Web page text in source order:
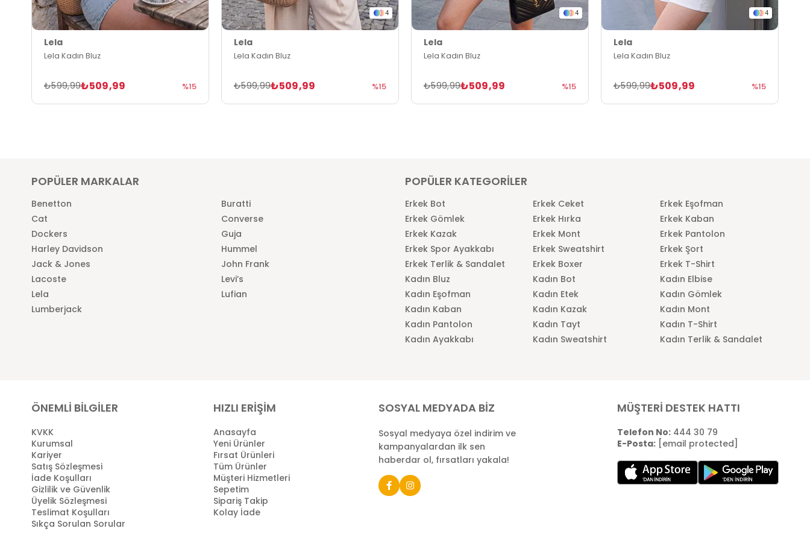
Lela
Lela Kadın Bluz
₺509,99
₺599,99 %15
4
Lela
Lela Kadın Bluz
₺509,99
₺599,99 %15
4
Lela
Lela Kadın Bluz
₺509,99
₺599,99 %15
4
Lela
Lela Kadın Bluz
₺509,99
₺599,99 %15
POPÜLER MARKALAR
Benetton
Buratti
Cat
Converse
Dockers
Guja
Harley Davidson
Hummel
Jack & Jones
John Frank
Lacoste
Levi’s
Lela
Lufian
Lumberjack
POPÜLER KATEGORİLER
Erkek Bot Erkek Ceket
Erkek Eşofman
Erkek Gömlek
Erkek Hırka
Erkek Kaban
Erkek Kazak
Erkek Mont
Erkek Pantolon
Erkek Spor Ayakkabı
Erkek Sweatshirt
Erkek Şort
Erkek Terlik & Sandalet
Erkek Boxer
Erkek T-Shirt
Kadın Bluz
Kadın Bot
Kadın Elbise
Kadın Eşofman
Kadın Etek
Kadın Gömlek
Kadın Kaban
Kadın Kazak
Kadın Mont
Kadın Pantolon
Kadın Tayt
Kadın T-Shirt
Kadın Ayakkabı
Kadın Sweatshirt Kadın Terlik & Sandalet
ÖNEMLİ BİLGİLER
KVKK
Kurumsal
Kariyer
Satış Sözleşmesi
İade Koşulları
Gizlilik ve Güvenlik
Üyelik Sözleşmesi
Teslimat Koşulları
Sıkça Sorulan Sorular
HIZLI ERİŞİM
Anasayfa
Yeni Ürünler
Fırsat Ürünleri
Tüm Ürünler
Müşteri Hizmetleri
Sepetim
Sipariş Takip
Kolay İade
SOSYAL MEDYADA BİZ
Sosyal medyaya özel indirim ve
kampanyalardan ilk sen
haberdar ol, fırsatları yakala!
MÜŞTERİ DESTEK HATTI
Telefon No:444 30 79
E-Posta: [email protected]